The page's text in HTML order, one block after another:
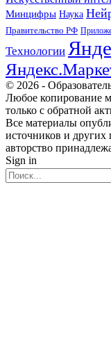
Минцифры Наука
Правительство РФ
Технологии
© 2026 -
Любое копирование
только с обратной
Все материалы
источников и других
авторство
Sign in